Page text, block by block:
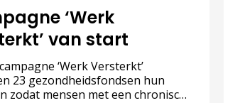
‘Werk
van start
‘Werk Versterkt’
23 gezondheidsfondsen hun
zodat mensen met een chronische